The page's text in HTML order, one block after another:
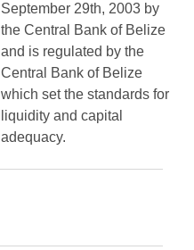
September 29th, 2003 by
the Central Bank of Belize
and is regulated by the
Central Bank of Belize
which set the standards for
liquidity and capital
adequacy.